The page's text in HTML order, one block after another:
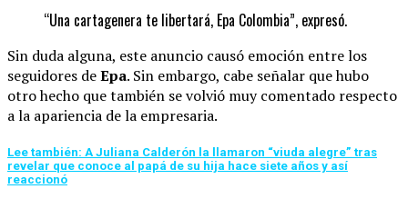
“Una cartagenera te libertará, Epa Colombia”, expresó.
Sin duda alguna, este anuncio causó emoción entre los
seguidores deEpa. Sin embargo, cabe señalar que hubo
otro hecho que también se volvió muy comentado respecto
a la apariencia de la empresaria.
Lee también: A Juliana Calderón la llamaron “viuda alegre” tras
revelar que conoce al papá de su hija hace siete años y así
reaccionó